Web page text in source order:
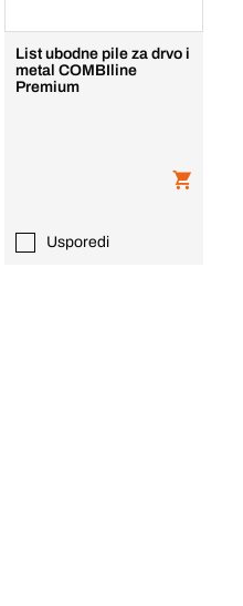
List ubodne pile za drvo i
metal COMBIline
Premium
Usporedi